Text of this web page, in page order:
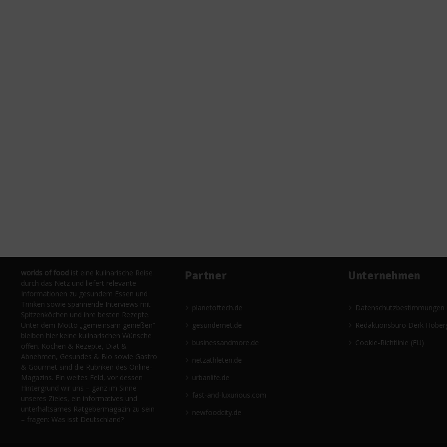
worlds of food ist eine kulinarische Reise
durch das Netz und liefert relevante
Informationen zu gesundem Essen und
Trinken sowie spannende Interviews mit
Spitzenköchen und ihre besten Rezepte.
Unter dem Motto „gemeinsam genießen“
bleiben hier keine kulinarischen Wünsche
offen. Kochen & Rezepte, Diät &
Abnehmen, Gesundes & Bio sowie Gastro
& Gourmet sind die Rubriken des Online-
Magazins. Ein weites Feld, vor dessen
Hintergrund wir uns – ganz im Sinne
unseres Zieles, ein informatives und
unterhaltsames Ratgebermagazin zu sein
– fragen: Was isst Deutschland?
Partner
planetoftech.de
gesündernet.de
businessandmore.de
netzathleten.de
urbanlife.de
fast-and-luxurious.com
newfoodcity.de
Unternehmen
Datenschutzbestimmungen
Redaktionsbüro Derk
Cookie-Richtlinie (EU)